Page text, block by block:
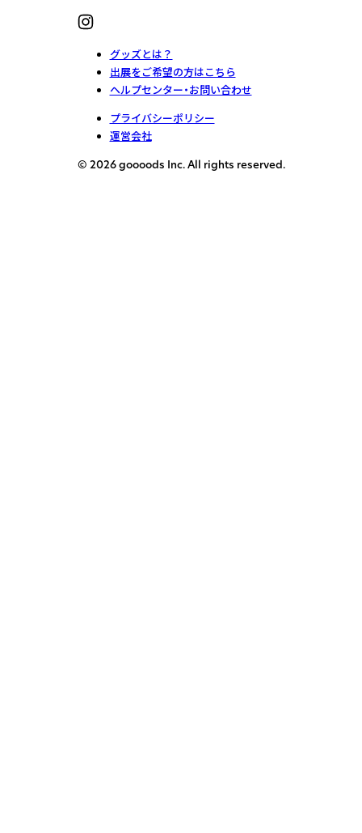
グッズとは？
出展をご希望の方はこちら
ヘルプセンター・お問い合わせ
プライバシーポリシー
運営会社
© 2026 goooods Inc. All rights reserved.